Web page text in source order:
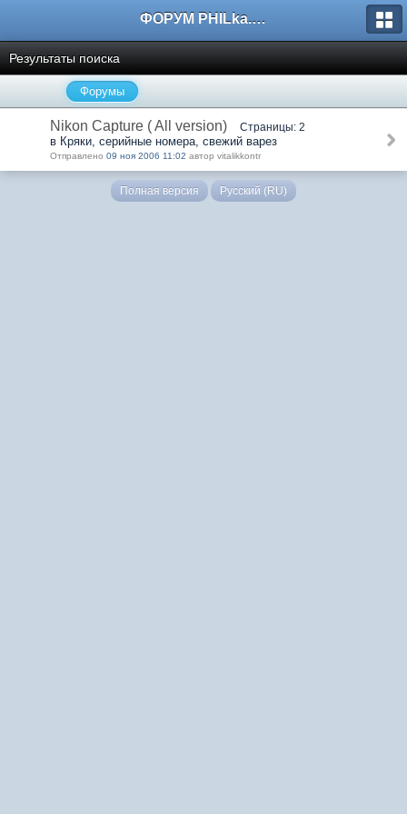
ФОРУМ PHILka.RU
Результаты поиска
Форумы
Nikon Capture ( All version) Страницы: 2
в Кряки, серийные номера, свежий варез
Отправлено 09 ноя 2006 11:02 автор vitalikkontr
Полная версия Русский (RU)